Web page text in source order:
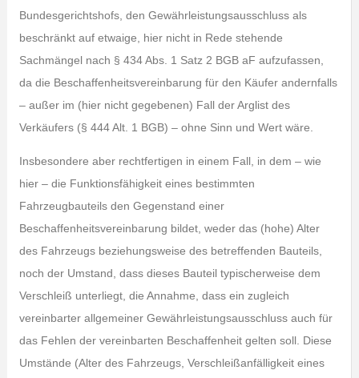
Bundesgerichtshofs, den Gewährleistungsausschluss als
beschränkt auf etwaige, hier nicht in Rede stehende
Sachmängel nach § 434 Abs. 1 Satz 2 BGB aF aufzufassen,
da die Beschaffenheitsvereinbarung für den Käufer andernfalls
– außer im (hier nicht gegebenen) Fall der Arglist des
Verkäufers (§ 444 Alt. 1 BGB) – ohne Sinn und Wert wäre.
Insbesondere aber rechtfertigen in einem Fall, in dem – wie
hier – die Funktionsfähigkeit eines bestimmten
Fahrzeugbauteils den Gegenstand einer
Beschaffenheitsvereinbarung bildet, weder das (hohe) Alter
des Fahrzeugs beziehungsweise des betreffenden Bauteils,
noch der Umstand, dass dieses Bauteil typischerweise dem
Verschleiß unterliegt, die Annahme, dass ein zugleich
vereinbarter allgemeiner Gewährleistungsausschluss auch für
das Fehlen der vereinbarten Beschaffenheit gelten soll. Diese
Umstände (Alter des Fahrzeugs, Verschleißanfälligkeit eines